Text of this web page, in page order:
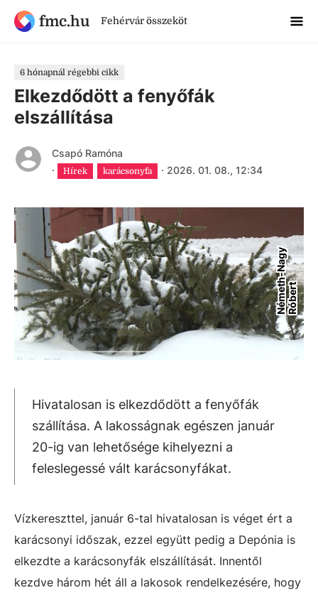
fmc.hu Fehérvár összeköt
6 hónapnál régebbi cikk
Elkezdődött a fenyőfák
elszállítása
Csapó Ramóna
·
Hírek karácsonyfa · 2026. 01. 08., 12:34
N
é
m
et
h
-
N
a
g
y
R
ó
b
e
rt
Hivatalosan is elkezdődött a fenyőfák
szállítása. A lakosságnak egészen január
20-ig van lehetősége kihelyezni a
feleslegessé vált karácsonyfákat.
Vízkereszttel, január 6-tal hivatalosan is véget ért a
karácsonyi időszak, ezzel együtt pedig a Depónia is
elkezdte a karácsonyfák elszállítását. Innentől
kezdve három hét áll a lakosok rendelkezésére, hogy